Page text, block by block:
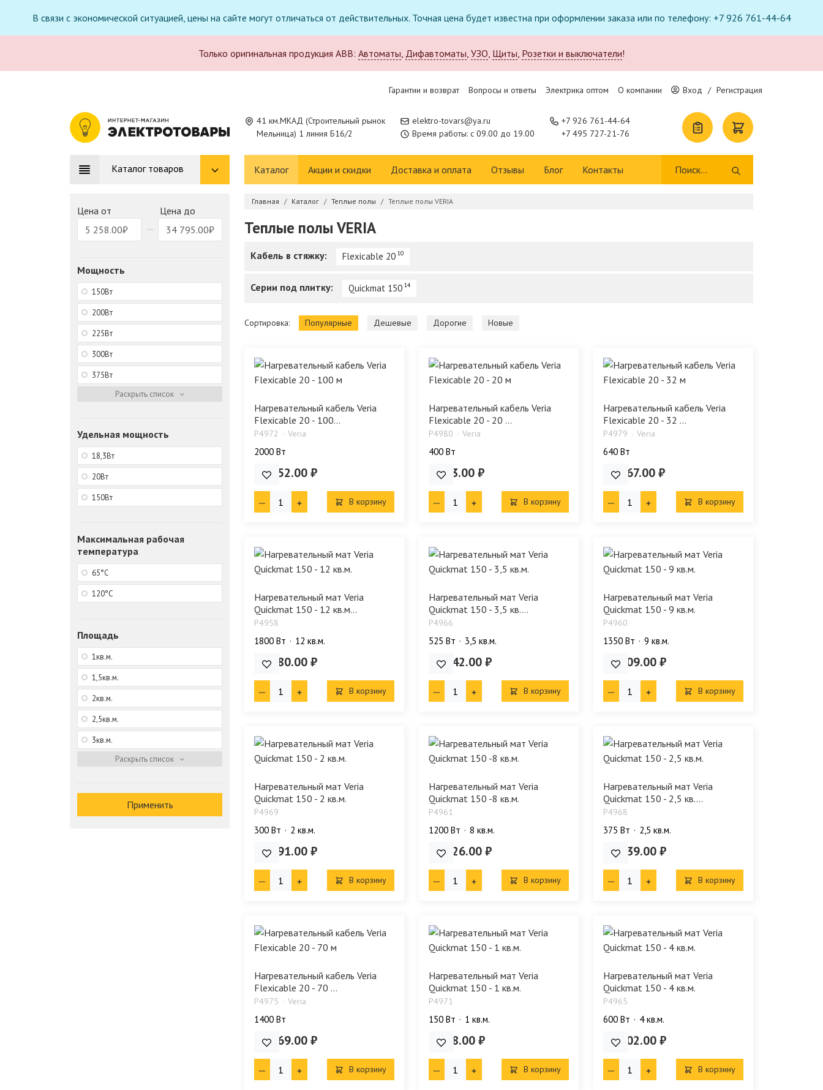
В связи с экономической ситуацией, цены на сайте могут отличаться от действительных. Точная цена будет известна при оформлении заказа или по телефону: +7 926 761-44-64
Только оригинальная продукция ABB: Автоматы, Дифавтоматы, УЗО, Щиты, Розетки и выключатели!
Гарантии и возврат Вопросы и ответы Электрика оптом О компании Вход / Регистрация
41 км.МКАД (Строительный рынок
Мельница) 1 линия Б16/2
elektro-tovars@ya.ru
Время работы: с 09.00 до 19.00
+7 926 761-44-64
+7 495 727-21-76
Каталог товаров Каталог Акции и скидки Доставка и оплата Отзывы Блог Контакты
Цена от Цена до
Мощность
150Bт
200Bт
225Bт
300Bт
375Bт
Удельная мощность
18,3Bт
20Bт
150Bт
Максимальная рабочая
температура
65°С
120°С
Площадь
1кв.м.
1,5кв.м.
2кв.м.
2,5кв.м.
3кв.м.
Применить
Главная Каталог Теплые полы Теплые полы VERIA
Теплые полы VERIA
Кабель в стяжку: Flexicable 20 10
Серии под плитку: Quickmat 150 14
Сортировка: Популярные Дешевые Дорогие Новые
Нагревательный кабель Veria
Flexicable 20 - 100...
P4972 Veria
2000 Bт
25 352.00 ₽
В корзину
Нагревательный кабель Veria
Flexicable 20 - 20 ...
P4980 Veria
400 Bт
7 643.00 ₽
В корзину
Нагревательный кабель Veria
Flexicable 20 - 32 ...
P4979 Veria
640 Bт
10 367.00 ₽
В корзину
Нагревательный мат Veria
Quickmat 150 - 12 кв.м...
P4958
1800 Bт 12 кв.м.
33 280.00 ₽
В корзину
Нагревательный мат Veria
Quickmat 150 - 3,5 кв....
P4966
525 Bт 3,5 кв.м.
16 942.00 ₽
В корзину
Нагревательный мат Veria
Quickmat 150 - 9 кв.м.
P4960
1350 Bт 9 кв.м.
32 009.00 ₽
В корзину
Нагревательный мат Veria
Quickmat 150 - 2 кв.м.
P4969
300 Bт 2 кв.м.
12 091.00 ₽
В корзину
Нагревательный мат Veria
Quickmat 150 -8 кв.м.
P4961
1200 Bт 8 кв.м.
29 326.00 ₽
В корзину
Нагревательный мат Veria
Quickmat 150 - 2,5 кв....
P4968
375 Bт 2,5 кв.м.
13 639.00 ₽
В корзину
Нагревательный кабель Veria
Flexicable 20 - 70 ...
P4975 Veria
1400 Bт
18 769.00 ₽
В корзину
Нагревательный мат Veria
Quickmat 150 - 1 кв.м.
P4971
150 Bт 1 кв.м.
9 098.00 ₽
В корзину
Нагревательный мат Veria
Quickmat 150 - 4 кв.м.
P4965
600 Bт 4 кв.м.
18 902.00 ₽
В корзину